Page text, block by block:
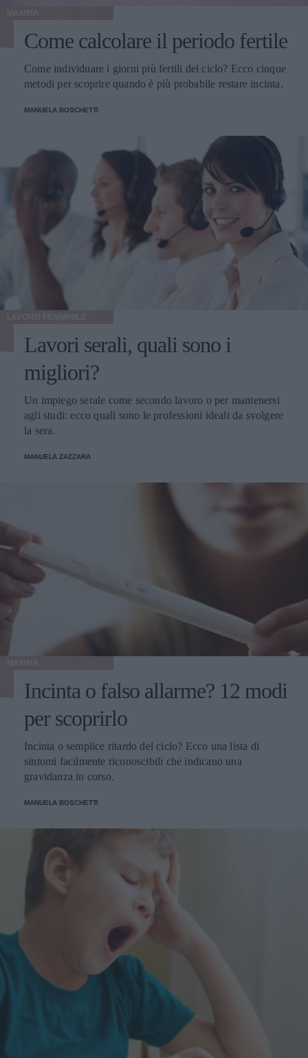
Come calcolare il periodo fertile
Come individuare i giorni più fertili del ciclo? Ecco cinque
metodi per scoprire quando è più probabile restare incinta.
MANUELA BOSCHETTI
Lavori serali, quali sono i
migliori?
Un impiego serale come secondo lavoro o per mantenersi
agli studi: ecco quali sono le professioni ideali da svolgere
la sera.
MANUELA ZAZZARA
Incinta o falso allarme? 12 modi
per scoprirlo
Incinta o semplice ritardo del ciclo? Ecco una lista di
sintomi facilmente riconoscibili che indicano una
gravidanza in corso.
MANUELA BOSCHETTI